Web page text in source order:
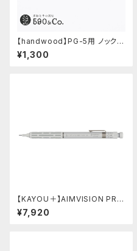
【handwood】PG-5用 ノック部
カバー (ステンレス)
¥1,300
【KAYOU＋】AIMVISION PR
O/エイムビジョンプロ (スノー
ホワイト)
¥7,920